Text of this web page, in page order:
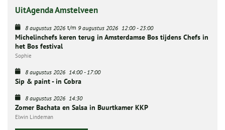
UitAgenda Amstelveen
8 augustus 2026 t/m 9 augustus 2026 12:00-23:00
Michelinchefs keren terug in Amsterdamse Bos tijdens Chefs in
het Bos festival
Sophie
8 augustus 2026 14:00-17:00
Sip & paint - in Cobra
8 augustus 2026 14:30
Zomer Bachata en Salsa in Buurtkamer KKP
Elwin Lindeman